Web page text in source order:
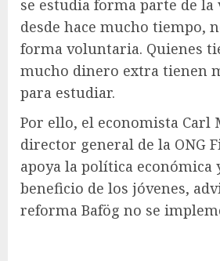
se estudia forma parte de la
desde hace mucho tiempo,
forma voluntaria. Quienes
mucho dinero extra tienen
para estudiar.
Por ello, el economista Carl
director general de la ONG
apoya la política económica
beneficio de los jóvenes,
reforma Bafög no se